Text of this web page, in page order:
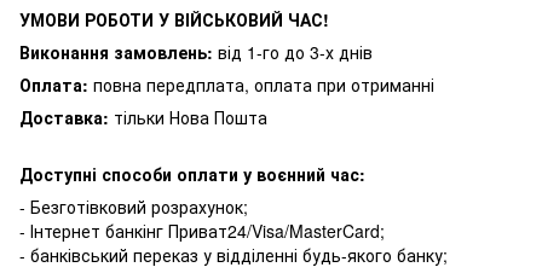
УМОВИ РОБОТИ У ВІЙСЬКОВИЙ ЧАС!
Виконання замовлень: від 1-го до 3-х днів
Оплата: повна передплата, оплата при отриманні
Доставка: тільки Нова Пошта
Доступні способи оплати у воєнний час:
- Безготівковий розрахунок;
- Інтернет банкінг Приват24/Visa/MasterCard;
- банківський переказ у відділенні будь-якого банку;